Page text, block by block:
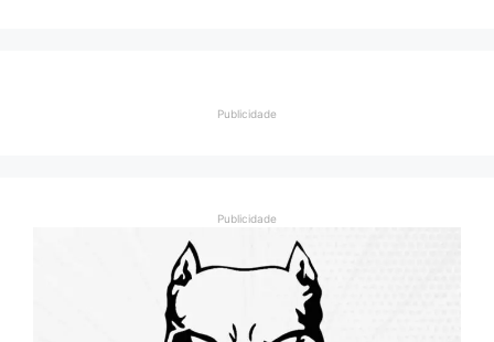
Publicidade
Publicidade